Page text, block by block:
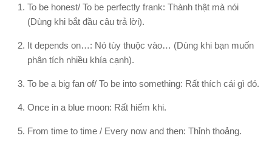
To be honest/ To be perfectly frank: Thành thật mà nói
(Dùng khi bắt đầu câu trả lời).
It depends on…: Nó tùy thuộc vào… (Dùng khi bạn muốn
phân tích nhiều khía cạnh).
To be a big fan of/ To be into something: Rất thích cái gì đó.
Once in a blue moon: Rất hiếm khi.
From time to time / Every now and then: Thỉnh thoảng.